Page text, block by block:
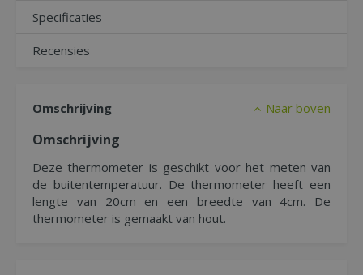
Specificaties
Recensies
Omschrijving Naar boven
Omschrijving
Deze thermometer is geschikt voor het meten van
de buitentemperatuur. De thermometer heeft een
lengte van 20cm en een breedte van 4cm. De
thermometer is gemaakt van hout.